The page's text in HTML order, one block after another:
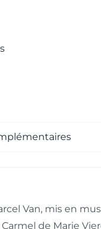
Van, mis en
de Marie